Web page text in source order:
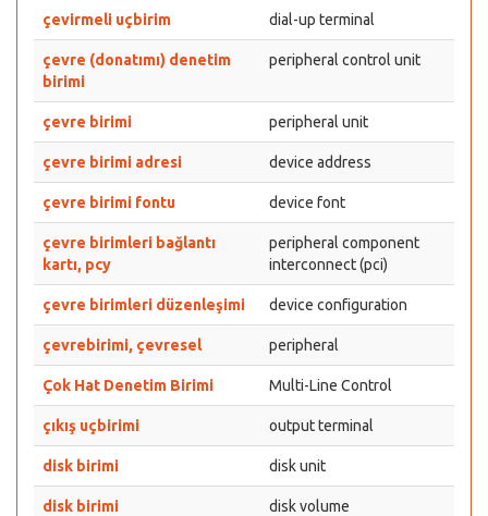
çevirmeli uçbirim dial-up terminal
çevre (donatımı) denetim
birimi
peripheral control unit
çevre birimi peripheral unit
çevre birimi adresi device address
çevre birimi fontu device font
çevre birimleri bağlantı
kartı, pcy
peripheral component
interconnect (pci)
çevre birimleri düzenleşimi device configuration
çevrebirimi, çevresel peripheral
Çok Hat Denetim Birimi Multi-Line Control
çıkış uçbirimi output terminal
disk birimi disk unit
disk birimi disk volume